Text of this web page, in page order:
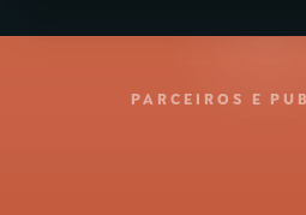
PARCEIROS E